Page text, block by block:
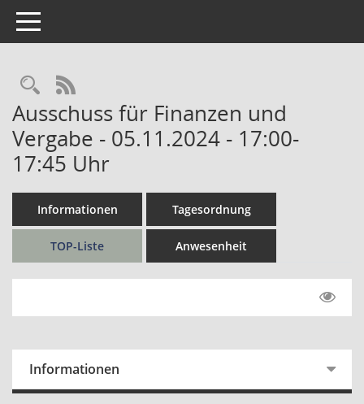
Toggle navigation
Rechercheauswahl
RSS-Feed
Ausschuss für Finanzen und
Vergabe - 05.11.2024 - 17:00-
17:45 Uhr
Informationen Tagesordnung
TOP-Liste Anwesenheit
Informationen